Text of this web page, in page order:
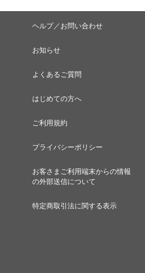
ヘルプ／お問い合わせ
お知らせ
よくあるご質問
はじめての方へ
ご利用規約
プライバシーポリシー
お客さまご利用端末からの情報
の外部送信について
特定商取引法に関する表示